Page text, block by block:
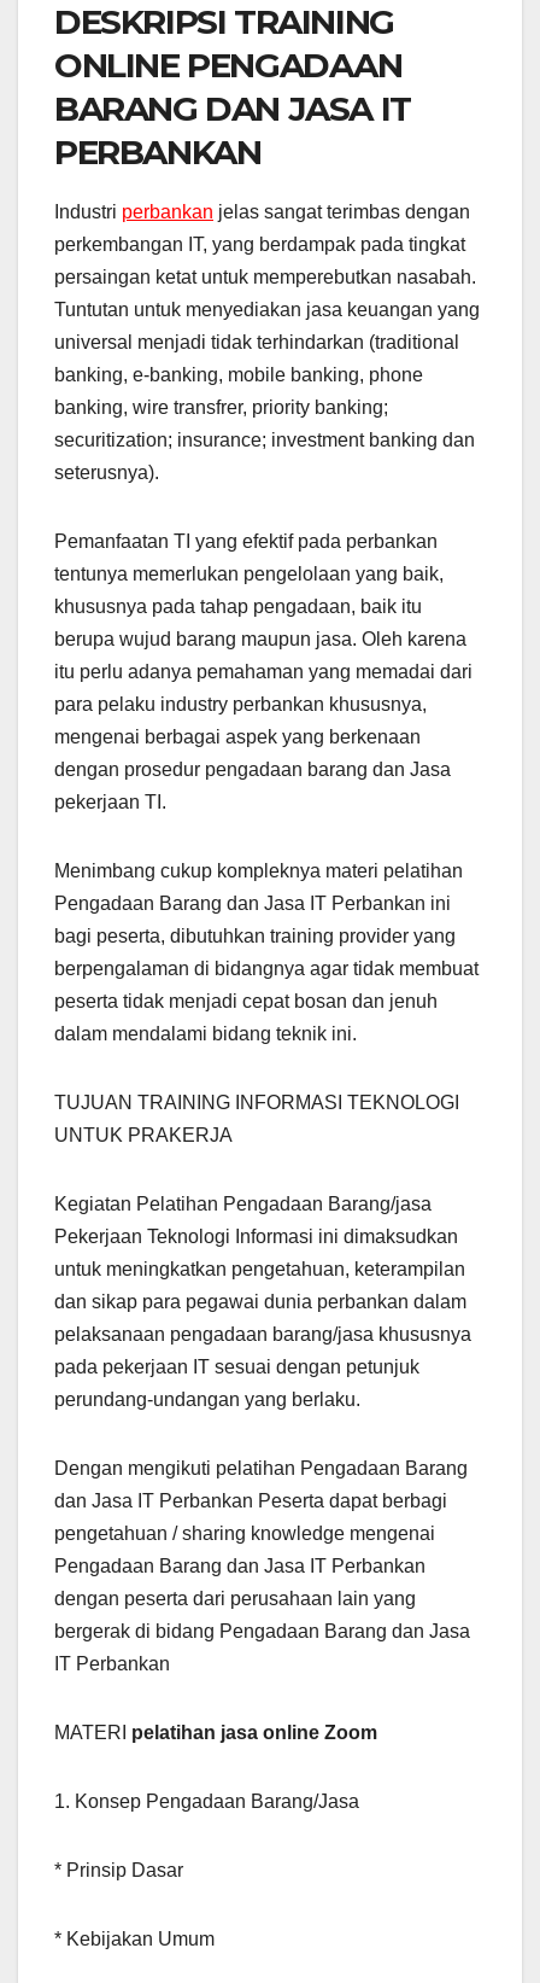
DESKRIPSI TRAINING
ONLINE PENGADAAN
BARANG DAN JASA IT
PERBANKAN
Industri perbankan jelas sangat terimbas dengan
perkembangan IT, yang berdampak pada tingkat
persaingan ketat untuk memperebutkan nasabah.
Tuntutan untuk menyediakan jasa keuangan yang
universal menjadi tidak terhindarkan (traditional
banking, e-banking, mobile banking, phone
banking, wire transfrer, priority banking;
securitization; insurance; investment banking dan
seterusnya).
Pemanfaatan TI yang efektif pada perbankan
tentunya memerlukan pengelolaan yang baik,
khususnya pada tahap pengadaan, baik itu
berupa wujud barang maupun jasa. Oleh karena
itu perlu adanya pemahaman yang memadai dari
para pelaku industry perbankan khususnya,
mengenai berbagai aspek yang berkenaan
dengan prosedur pengadaan barang dan Jasa
pekerjaan TI.
Menimbang cukup kompleknya materi pelatihan
Pengadaan Barang dan Jasa IT Perbankan ini
bagi peserta, dibutuhkan training provider yang
berpengalaman di bidangnya agar tidak membuat
peserta tidak menjadi cepat bosan dan jenuh
dalam mendalami bidang teknik ini.
TUJUAN TRAINING INFORMASI TEKNOLOGI
UNTUK PRAKERJA
Kegiatan Pelatihan Pengadaan Barang/jasa
Pekerjaan Teknologi Informasi ini dimaksudkan
untuk meningkatkan pengetahuan, keterampilan
dan sikap para pegawai dunia perbankan dalam
pelaksanaan pengadaan barang/jasa khususnya
pada pekerjaan IT sesuai dengan petunjuk
perundang-undangan yang berlaku.
Dengan mengikuti pelatihan Pengadaan Barang
dan Jasa IT Perbankan Peserta dapat berbagi
pengetahuan / sharing knowledge mengenai
Pengadaan Barang dan Jasa IT Perbankan
dengan peserta dari perusahaan lain yang
bergerak di bidang Pengadaan Barang dan Jasa
IT Perbankan
MATERI pelatihan jasa online Zoom
1. Konsep Pengadaan Barang/Jasa
* Prinsip Dasar
* Kebijakan Umum